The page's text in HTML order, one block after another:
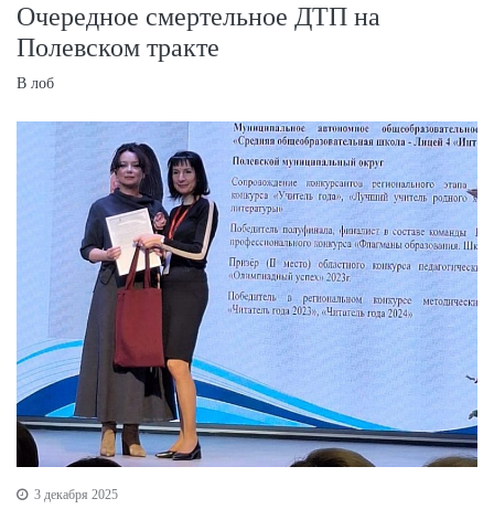
Очередное смертельное ДТП на
Полевском тракте
В лоб
3 декабря 2025